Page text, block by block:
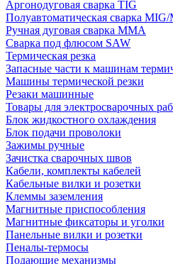
Аргонодуговая сварка TIG
Полуавтоматическая сварка
Ручная дуговая сварка MMA
Сварка под флюсом SAW
Термическая резка
Запасные части к машинам
Машины термической резки
Резаки машинные
Товары для электросварочных
Блок жидкостного охлаждения
Блок подачи проволоки
Зажимы ручные
Зачистка сварочных швов
Кабели, комплекты кабелей
Кабельные вилки и розетки
Клеммы заземления
Магнитные приспособления
Магнитные фиксаторы и уголки
Панельные вилки и розетки
Пеналы-термосы
Подающие механизмы